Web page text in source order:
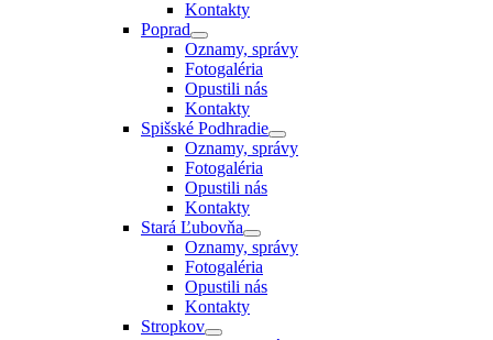
Kontakty
Poprad
Oznamy, správy
Fotogaléria
Opustili nás
Kontakty
Spišské Podhradie
Oznamy, správy
Fotogaléria
Opustili nás
Kontakty
Stará Ľubovňa
Oznamy, správy
Fotogaléria
Opustili nás
Kontakty
Stropkov